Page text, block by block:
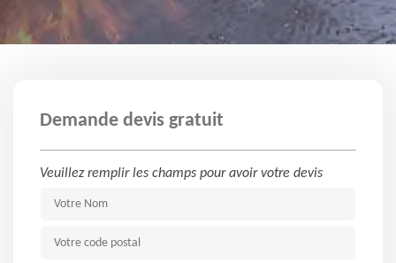
Demande devis gratuit
Veuillez remplir les champs pour avoir votre devis